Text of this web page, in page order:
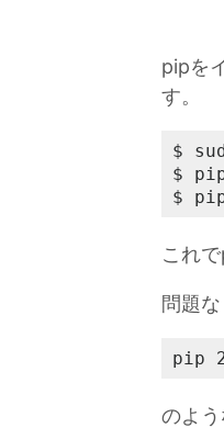
pipを
す。
$
$
$
これ
問題
pip
のよう